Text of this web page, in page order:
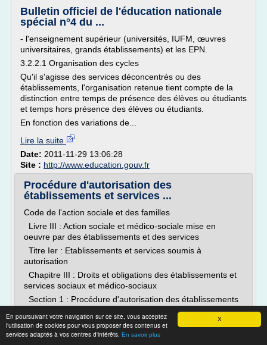
X
En poursuivant votre navigation sur ce site, vous acceptez
l'utilisation de cookies pour vous proposer des contenus et
services adaptés à vos centres d'intérêts. En savoir plus
Bulletin officiel de l'éducation nationale
spécial n°4 du ...
- l'enseignement supérieur (universités, IUFM, œuvres
universitaires, grands établissements) et les EPN.
3.2.2.1 Organisation des cycles
Qu'il s'agisse des services déconcentrés ou des
établissements, l'organisation retenue tient compte de la
distinction entre temps de présence des élèves ou étudiants
et temps hors présence des élèves ou étudiants.
En fonction des variations de...
Lire la suite
Date: 2011-11-29 13:06:28
Site : http://www.education.gouv.fr
Procédure d'autorisation des
établissements et services ...
Code de l'action sociale et des familles
Livre III : Action sociale et médico-sociale mise en
oeuvre par des établissements et des services
Titre Ier : Etablissements et services soumis à
autorisation
Chapitre III : Droits et obligations des établissements et
services sociaux et médico-sociaux
Section 1 : Procédure d'autorisation des établissements
Lire la suite